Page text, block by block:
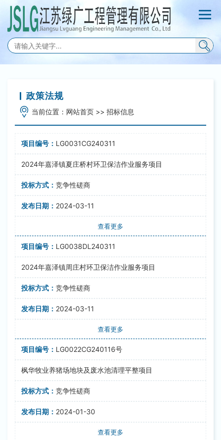
政策法规
当前位置： 网站首页 >> 招标信息
LG0031CG240311
2024年嘉泽镇夏庄桥村环卫保洁作业服务项目
竞争性磋商
2024-03-11
查看更多
LG0038DL240311
2024年嘉泽镇周庄村环卫保洁作业服务项目
竞争性磋商
2024-03-11
查看更多
LG0022CG240116号
枫华牧业养猪场地块及废水池清理平整项目
竞争性磋商
2024-01-30
查看更多